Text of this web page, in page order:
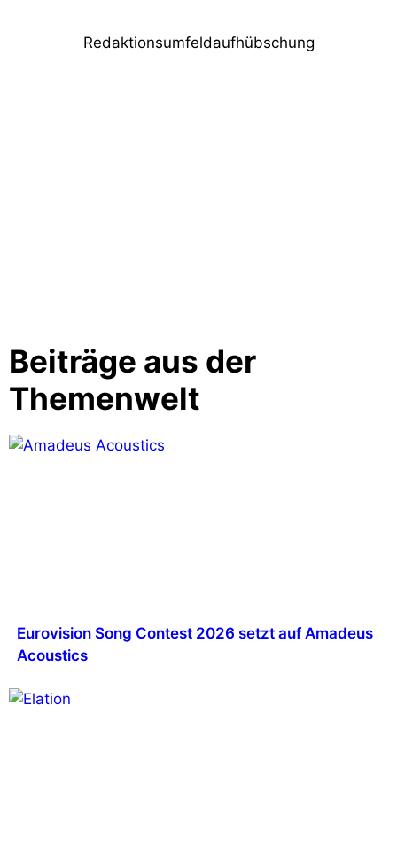
Redaktionsumfeldaufhübschung
Beiträge aus der
Themenwelt
Eurovision Song Contest 2026 setzt auf Amadeus
Acoustics